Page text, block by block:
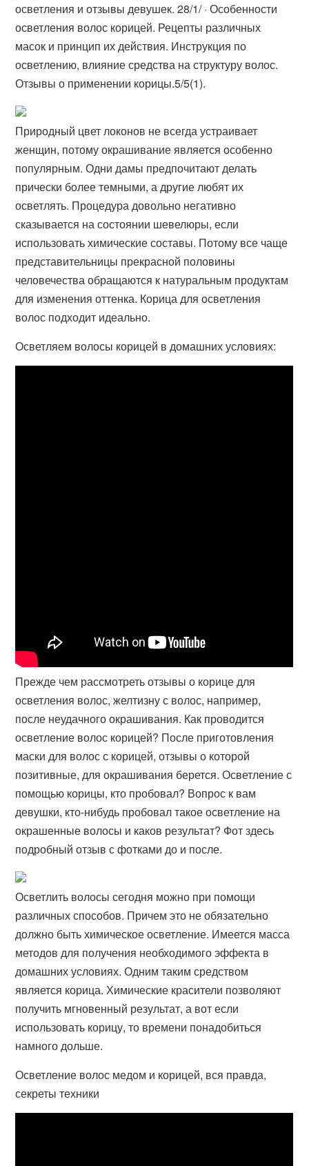
осветления и отзывы девушек. 28/1/ · Особенности
осветления волос корицей. Рецепты различных
масок и принцип их действия. Инструкция по
осветлению, влияние средства на структуру волос.
Отзывы о применении корицы.5/5(1).
Природный цвет локонов не всегда устраивает
женщин, потому окрашивание является особенно
популярным. Одни дамы предпочитают делать
прически более темными, а другие любят их
осветлять. Процедура довольно негативно
сказывается на состоянии шевелюры, если
использовать химические составы. Потому все чаще
представительницы прекрасной половины
человечества обращаются к натуральным продуктам
для изменения оттенка. Корица для осветления
волос подходит идеально.
Осветляем волосы корицей в домашних условиях:
Прежде чем рассмотреть отзывы о корице для
осветления волос, желтизну с волос, например,
после неудачного окрашивания. Как проводится
осветление волос корицей? После приготовления
маски для волос с корицей, отзывы о которой
позитивные, для окрашивания берется. Осветление с
помощью корицы, кто пробовал? Вопрос к вам
девушки, кто-​нибудь пробовал такое осветление на
окрашенные волосы и каков результат? Фот здесь
подробный отзыв с фотками до и после.
Осветлить волосы сегодня можно при помощи
различных способов. Причем это не обязательно
должно быть химическое осветление. Имеется масса
методов для получения необходимого эффекта в
домашних условиях. Одним таким средством
является корица. Химические красители позволяют
получить мгновенный результат, а вот если
использовать корицу, то времени понадобиться
намного дольше.
Осветление волос медом и корицей, вся правда,
секреты техники